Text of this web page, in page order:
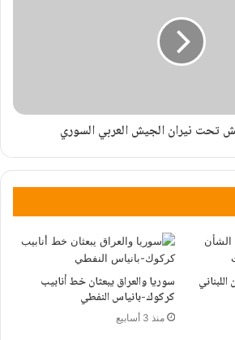
تحت نيران الجيش العربي السوري
سوريا والعراق يبعثان خط أنابيب
كركوك-بانياس النفطي
منذ 3 أسابيع